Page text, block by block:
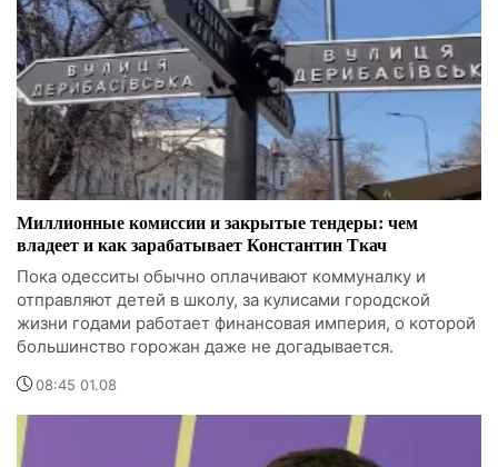
Миллионные комиссии и закрытые тендеры: чем
владеет и как зарабатывает Константин Ткач
Пока одесситы обычно оплачивают коммуналку и
отправляют детей в школу, за кулисами городской
жизни годами работает финансовая империя, о которой
большинство горожан даже не догадывается.
08:45 01.08